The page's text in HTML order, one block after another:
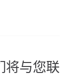
将与您联